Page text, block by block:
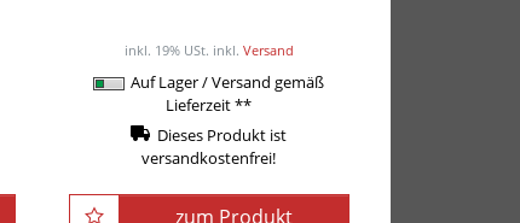
inkl. 19% USt. inkl. Versand
Auf Lager / Versand gemäß
Lieferzeit **
Dieses Produkt ist
versandkostenfrei!
zum Produkt